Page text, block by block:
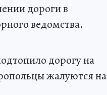
дороги в
ведомства.
дорогу на
жалуются на